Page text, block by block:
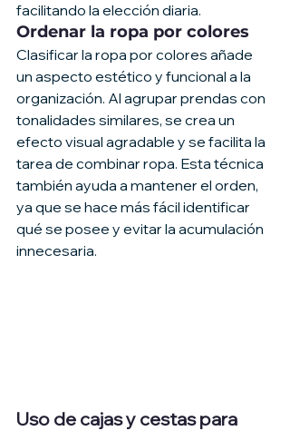
facilitando la elección diaria.
Ordenar la ropa por colores
Clasificar la ropa por colores añade
un aspecto estético y funcional a la
organización. Al agrupar prendas con
tonalidades similares, se crea un
efecto visual agradable y se facilita la
tarea de combinar ropa. Esta técnica
también ayuda a mantener el orden,
ya que se hace más fácil identificar
qué se posee y evitar la acumulación
innecesaria.
Uso de cajas y cestas para